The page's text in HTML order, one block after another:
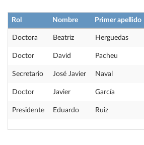
Rol Nombre Primer apellido
Doctora Beatriz Herguedas
Doctor David Pacheu
Secretario José Javier Naval
Doctor Javier García
Presidente Eduardo Ruiz